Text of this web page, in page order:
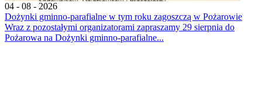
04 - 08 - 2026
Dożynki gminno-parafialne w tym roku zagoszczą w Pożarowie
Wraz z pozostałymi organizatorami zapraszamy 29 sierpnia do
Pożarowa na Dożynki gminno-parafialne...